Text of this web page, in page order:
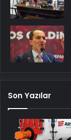
Son Yazılar